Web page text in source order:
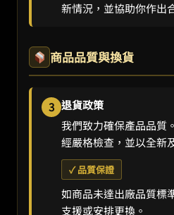
新情況，並協助你作出
商品品質與換貨
3 退貨政策
我們致力確保產品品質
經嚴格檢查，並以全新
✓ 品質保證
如商品未達出廠品質標
支援或安排更換。